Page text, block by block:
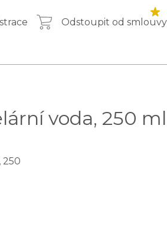
Odstoupit od smlouvy
voda, 250 ml